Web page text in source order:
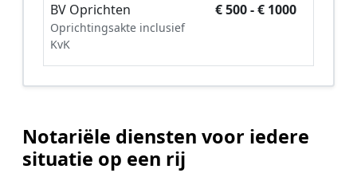
BV Oprichten
Oprichtingsakte inclusief
KvK
€ 500 - € 1000
Notariële diensten voor iedere
situatie op een rij